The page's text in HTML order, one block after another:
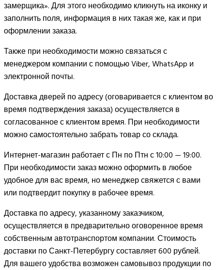
замерщика». Для этого необходимо кликнуть на иконку и
заполнить поля, информация в них такая же, как и при
оформлении заказа.
Также при необходимости можно связаться с
менеджером компании с помощью Viber, WhatsApp и
электронной почты.
Доставка дверей по адресу (оговаривается с клиентом во
время подтверждения заказа) осуществляется в
согласованное с клиентом время. При необходимости
можно самостоятельно забрать товар со склада.
Интернет-магазин работает с Пн по Птн с 10:00 — 19:00.
При необходимости заказ можно оформить в любое
удобное для вас время, но менеджер свяжется с вами
или подтвердит покупку в рабочее время.
Доставка по адресу, указанному заказчиком,
осуществляется в предварительно оговоренное время
собственным автотранспортом компании. Стоимость
доставки по Санкт-Петербургу составляет 600 рублей.
Для вашего удобства возможен самовывоз продукции по